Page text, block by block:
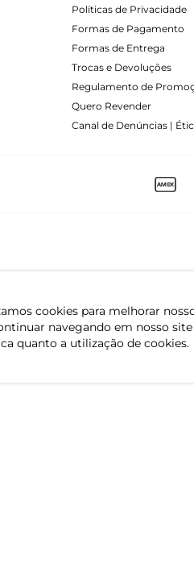
cookies para melhorar
navegando em nosso
quanto a utilização de cookies.
Políticas de Privacidade
Formas de Pagamento
Formas de Entrega
Trocas e Devoluções
Regulamento de
Quero Revender
Canal de Denúncias |
Alves - SC